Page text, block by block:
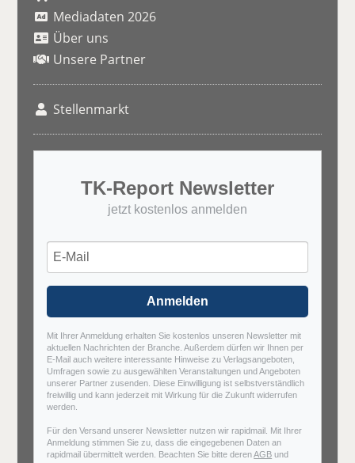
Mediadaten 2026
Über uns
Unsere Partner
Stellenmarkt
TK-Report Newsletter
jetzt kostenlos anmelden
Anmelden
Mit Ihrer Anmeldung erhalten Sie kostenlos unseren Newsletter mit
aktuellen Nachrichten der Branche. Außerdem dürfen wir Ihnen per
E-Mail auch weitere interessante Hinweise zu Verlagsangeboten,
Umfragen sowie zu ausgewählten Veranstaltungen und Angeboten
unserer Partner zusenden. Diese Einwilligung ist selbstverständlich
freiwillig und kann jederzeit mit Wirkung für die Zukunft widerrufen
werden.
Für den Versand unserer Newsletter nutzen wir rapidmail. Mit Ihrer
Anmeldung stimmen Sie zu, dass die eingegebenen Daten an
rapidmail übermittelt werden. Beachten Sie bitte derenAGB und